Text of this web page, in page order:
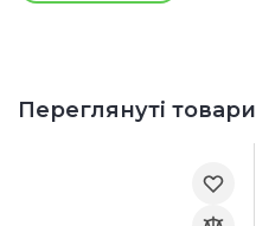
Переглянуті товари